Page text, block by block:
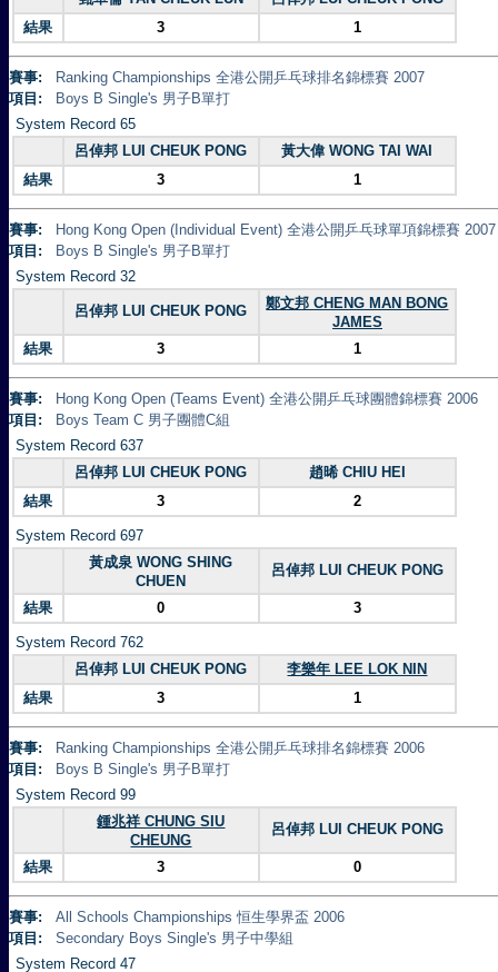
結果
3 1
賽事:
Ranking Championships 全港公開乒乓球排名錦標賽 2007
項目:
Boys B Single's 男子B單打
System Record 65
呂倬邦 LUI CHEUK PONG
黃大偉 WONG TAI WAI
結果
3 1
賽事:
Hong Kong Open (Individual Event) 全港公開乒乓球單項錦標賽 2007
項目:
Boys B Single's 男子B單打
System Record 32
呂倬邦 LUI CHEUK PONG
鄭文邦 CHENG MAN BONG
JAMES
結果
3 1
賽事:
Hong Kong Open (Teams Event) 全港公開乒乓球團體錦標賽 2006
項目:
Boys Team C 男子團體C組
System Record 637
呂倬邦 LUI CHEUK PONG
趙晞 CHIU HEI
結果
3 2
System Record 697
黃成泉 WONG SHING
CHUEN
呂倬邦 LUI CHEUK PONG
結果 0 3
System Record 762
呂倬邦 LUI CHEUK PONG
李樂年 LEE LOK NIN
結果
3 1
賽事:
Ranking Championships 全港公開乒乓球排名錦標賽 2006
項目:
Boys B Single's 男子B單打
System Record 99
鍾兆祥 CHUNG SIU
CHEUNG
呂倬邦 LUI CHEUK PONG
結果 3 0
賽事:
All Schools Championships 恒生學界盃 2006
項目:
Secondary Boys Single's 男子中學組
System Record 47